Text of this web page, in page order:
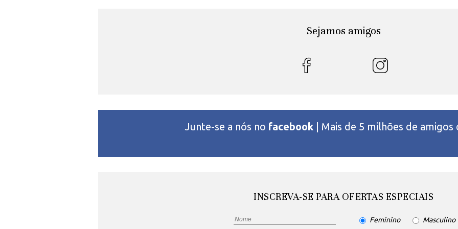
Sejamos amigos
Junte-se a nós no facebook | Mais de 5 milhões de amigos
INSCREVA-SE PARA OFERTAS ESPECIAIS
Feminino Masculino